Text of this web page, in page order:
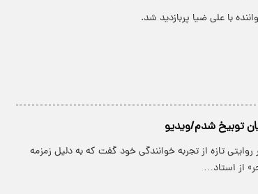
با علی ضیا پربازدید شد.
توبیخ شدم/ویدیو
روایتی تازه از تجربه خوانندگی خود گفت که به دلیل زمزمه
از استاد…